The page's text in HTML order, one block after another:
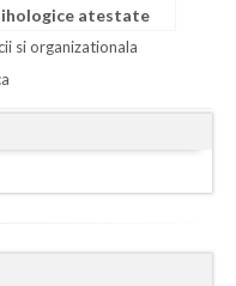
atestate
si organizationala